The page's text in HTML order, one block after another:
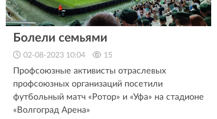
Болели семьями
02-08-2023 10:04 15
Профсоюзные активисты отраслевых
профсоюзных организаций посетили
футбольный матч «Ротор» и «Уфа» на стадионе
«Волгоград Арена»